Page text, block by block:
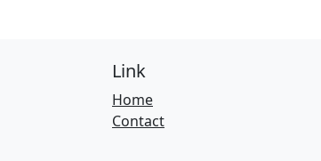
Link
Home
Contact